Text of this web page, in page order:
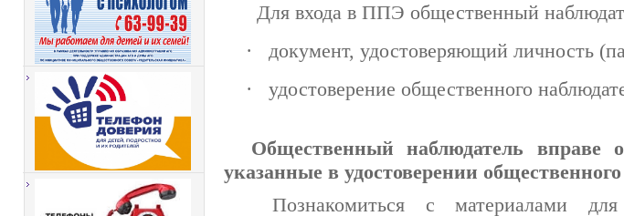
Для входа в ППЭ общественный
· документ, удостоверяющий личность
· удостоверение общественного
Общественный наблюдатель вправе
указанные в удостоверении
Познакомиться с материалами